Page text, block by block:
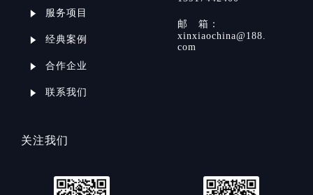
服务项目
经典案例
合作企业
联系我们
邮
箱：
xinxiaochina@188.
com
关注我们